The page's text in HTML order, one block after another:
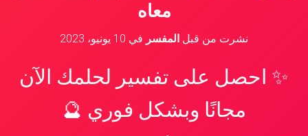
معاه
نشرت من قبل المفسر في 10 يونيو، 2023
✨ احصل على تفسير لحلمك الآن
مجانًا وبشكل فوري 🔮